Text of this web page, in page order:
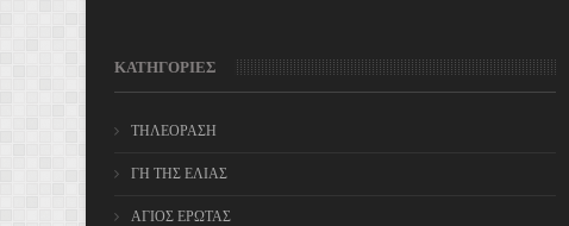
ΚΑΤΗΓΟΡΙΕΣ
ΤΗΛΕΟΡΑΣΗ
ΓΗ ΤΗΣ ΕΛΙΑΣ
ΑΓΙΟΣ ΕΡΩΤΑΣ